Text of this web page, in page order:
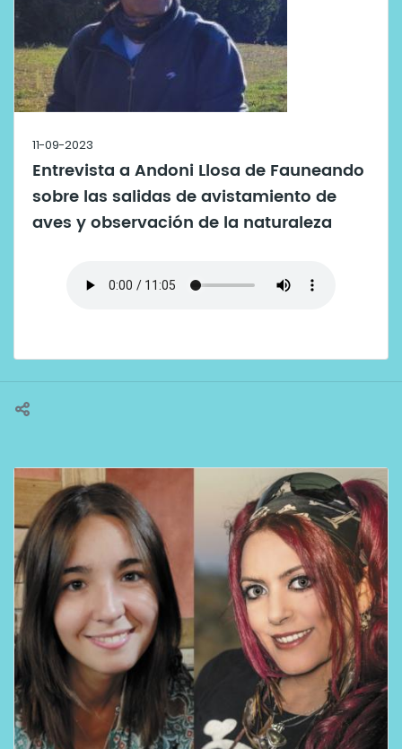
11-09-2023
Entrevista a Andoni Llosa de Fauneando
sobre las salidas de avistamiento de
aves y observación de la naturaleza